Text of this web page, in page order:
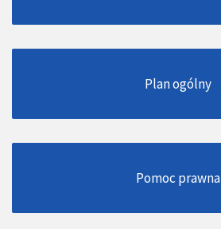
Plan ogólny
Pomoc prawna